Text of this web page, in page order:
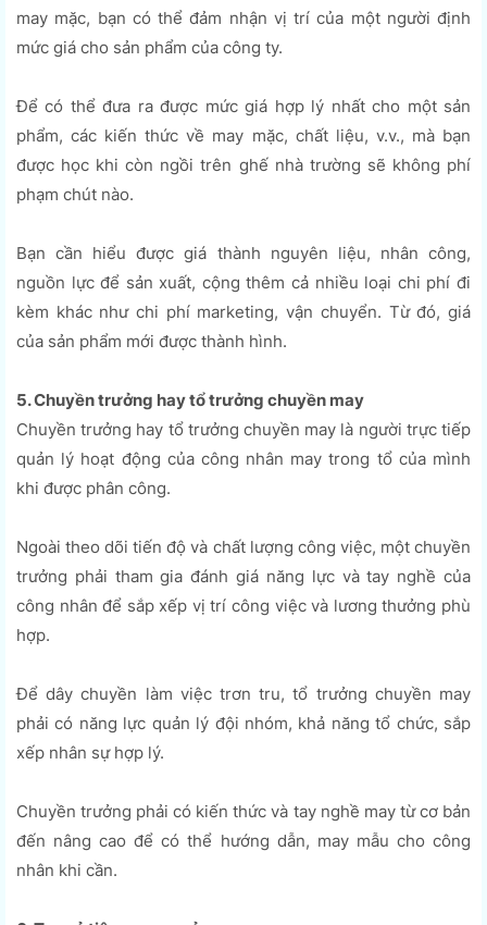
may mặc, bạn có thể đảm nhận vị trí của một người định
mức giá cho sản phẩm của công ty.
Để có thể đưa ra được mức giá hợp lý nhất cho một sản
phẩm, các kiến thức về may mặc, chất liệu, v.v., mà bạn
được học khi còn ngồi trên ghế nhà trường sẽ không phí
phạm chút nào.
Bạn cần hiểu được giá thành nguyên liệu, nhân công,
nguồn lực để sản xuất, cộng thêm cả nhiều loại chi phí đi
kèm khác như chi phí marketing, vận chuyển. Từ đó, giá
của sản phẩm mới được thành hình.
5. Chuyền trưởng hay tổ trưởng chuyền may
Chuyền trưởng hay tổ trưởng chuyền may là người trực tiếp
quản lý hoạt động của công nhân may trong tổ của mình
khi được phân công.
Ngoài theo dõi tiến độ và chất lượng công việc, một chuyền
trưởng phải tham gia đánh giá năng lực và tay nghề của
công nhân để sắp xếp vị trí công việc và lương thưởng phù
hợp.
Để dây chuyền làm việc trơn tru, tổ trưởng chuyền may
phải có năng lực quản lý đội nhóm, khả năng tổ chức, sắp
xếp nhân sự hợp lý.
Chuyền trưởng phải có kiến thức và tay nghề may từ cơ bản
đến nâng cao để có thể hướng dẫn, may mẫu cho công
nhân khi cần.